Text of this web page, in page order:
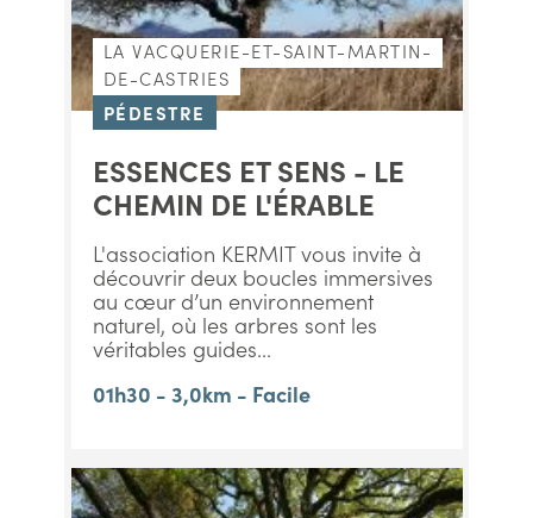
LA VACQUERIE-ET-SAINT-MARTIN-
DE-CASTRIES
PÉDESTRE
ESSENCES ET SENS - LE
CHEMIN DE L'ÉRABLE
L'association KERMIT vous invite à
découvrir deux boucles immersives
au cœur d’un environnement
naturel, où les arbres sont les
véritables guides...
01h30 - 3,0km - Facile